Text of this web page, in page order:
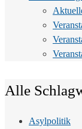
Alle
Asylpolitik